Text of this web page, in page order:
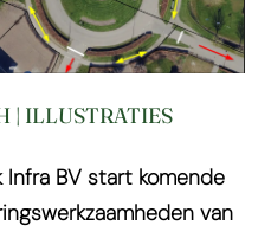
| ILLUSTRATIES
BV start komende
van